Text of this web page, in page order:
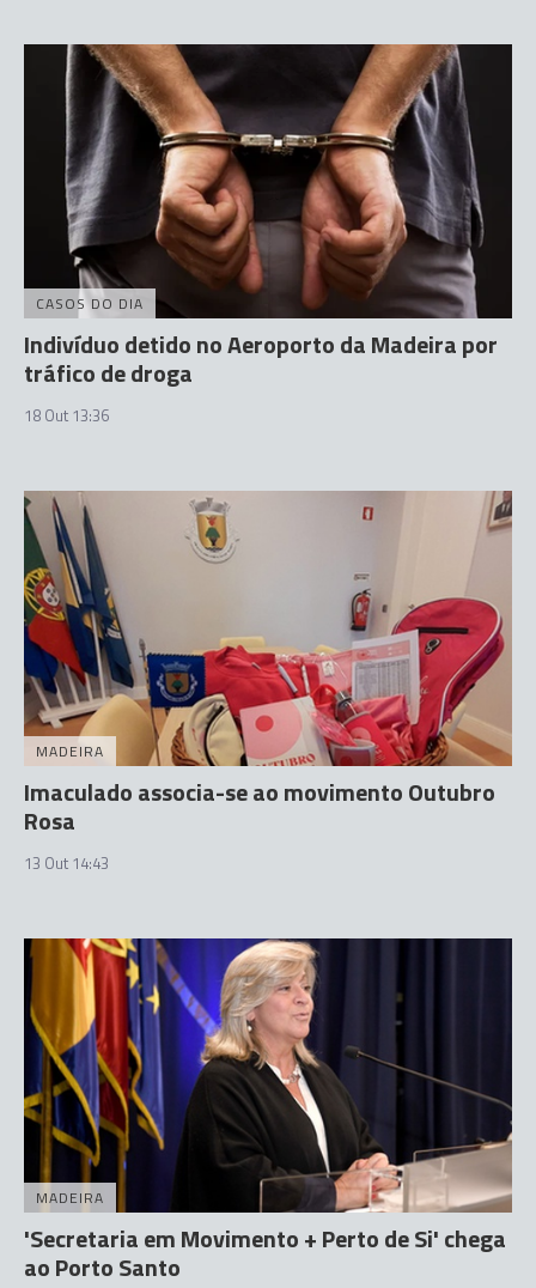
CASOS DO DIA
Indivíduo detido no Aeroporto da Madeira por
tráfico de droga
18 Out 13:36
MADEIRA
Imaculado associa-se ao movimento Outubro
Rosa
13 Out 14:43
MADEIRA
'Secretaria em Movimento + Perto de Si' chega
ao Porto Santo